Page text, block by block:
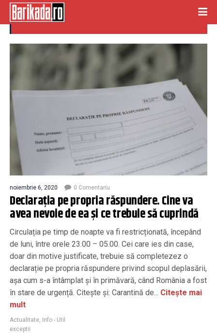
exceptii
noiembrie 6, 2020 0 Comentariu
Declarația pe propria răspundere. Cine va
avea nevoie de ea și ce trebuie să cuprindă
Circulația pe timp de noapte va fi restricționată, începând
de luni, între orele 23.00 – 05.00. Cei care ies din case,
doar din motive justificate, trebuie să completezez o
declarație pe propria răspundere privind scopul deplasării,
așa cum s-a întâmplat și în primăvară, când România a fost
în stare de urgență. Citește și: Carantină de... Citește mai
mult
Actualitate, Info - Util
exceptii